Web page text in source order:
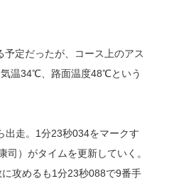
定だったが、コース上のアス
温34℃、路面温度48℃という
出走。1分23秒034をマークす
）がタイムを更新していく。
攻めるも1分23秒088で9番手